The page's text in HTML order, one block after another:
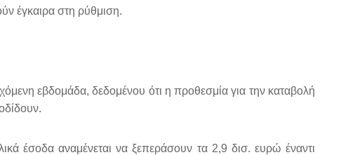
έγκαιρα στη ρύθμιση.
εβδομάδα, δεδομένου ότι η προθεσμία για την καταβολή
έσοδα αναμένεται να ξεπεράσουν τα 2,9 δισ. ευρώ έναντι